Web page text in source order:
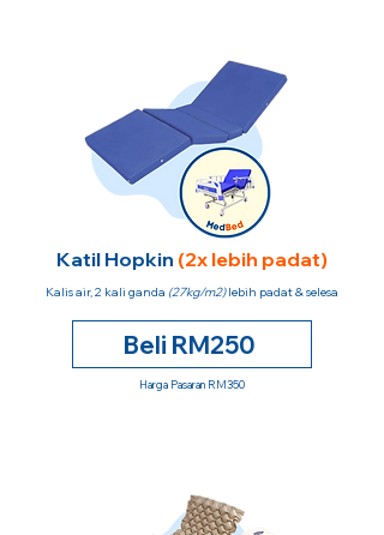
Katil Hopkin (2x lebih padat)
Kalis air, 2 kali ganda (27kg/m2)lebih padat & selesa
Beli RM250
Harga Pasaran RM350